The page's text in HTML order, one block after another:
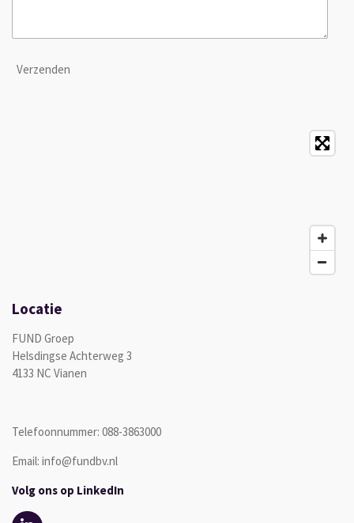
Verzenden
Locatie
FUND Groep
Helsdingse Achterweg 3
4133 NC Vianen
Telefoonnummer: 088-3863000
Email: info@fundbv.nl
Volg ons op LinkedIn